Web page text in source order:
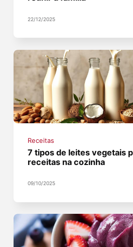
22/12/2025
Receitas
7 tipos de leites vegetais
receitas na cozinha
09/10/2025